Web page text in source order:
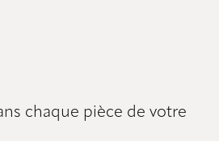
chaque pièce de votre